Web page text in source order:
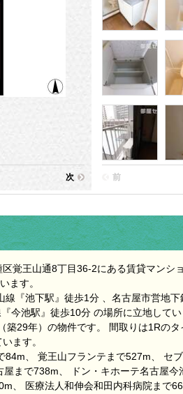
次 前
区覚王山通8丁目36-2にある賃貸マンシ
ます。
『池下駅』徒歩1分 、名古屋市営地
今池駅』徒歩10分 の場所に立地してい
築29年）の物件です。 間取りは1Rの
ます。
84m、 覚王山フランテまで527m、 セ
まで738m、 ドン・キホーテ名古屋今
、 医療法人和伸会和田内科病院まで